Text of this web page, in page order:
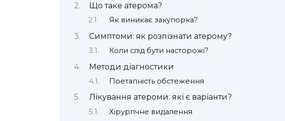
Що таке атерома?
Як виникає закупорка?
Симптоми: як розпізнати атерому?
Коли слід бути насторожі?
Методи діагностики
Поетапність обстеження
Лікування атероми: які є варіанти?
Хірургічне видалення